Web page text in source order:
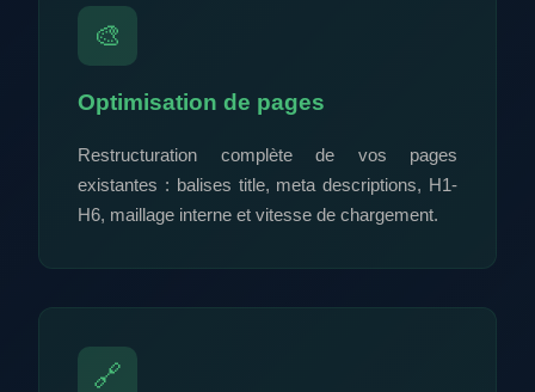
🎨
Optimisation de pages
Restructuration complète de vos pages
existantes : balises title, meta descriptions, H1-
H6, maillage interne et vitesse de chargement.
🔗